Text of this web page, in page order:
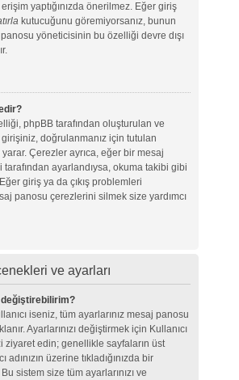
yaptığınızda önerilmez. Eğer giriş
kutucuğunu göremiyorsanız, bunun
yöneticisinin bu özelliği devre dışı
phpBB tarafından oluşturulan ve
doğrulanmanız için tutulan
Çerezler ayrıca, eğer bir mesaj
ayarlandıysa, okuma takibi gibi
giriş ya da çıkış problemleri
panosu çerezlerini silmek size yardımcı
ve ayarları
değiştirebilirim?
iseniz, tüm ayarlarınız mesaj panosu
Ayarlarınızı değiştirmek için Kullanıcı
ziyaret edin; genellikle sayfaların üst
adınızın üzerine tıkladığınızda bir
sistem size tüm ayarlarınızı ve